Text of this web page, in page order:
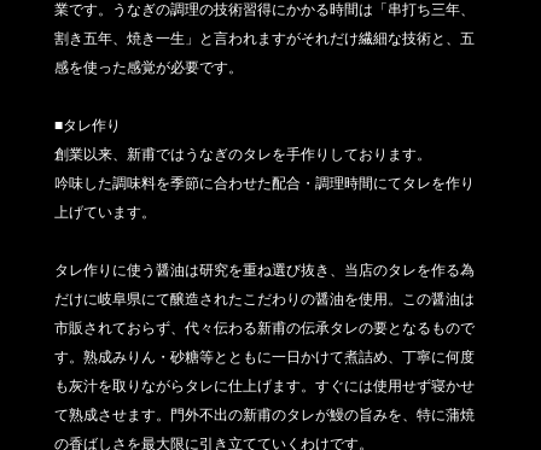
業です。うなぎの調理の技術習得にかかる時間は「串打ち三年、
割き五年、焼き一生」と言われますがそれだけ繊細な技術と、五
感を使った感覚が必要です。
■タレ作り
創業以来、新甫ではうなぎのタレを手作りしております。
吟味した調味料を季節に合わせた配合・調理時間にてタレを作り
上げています。
タレ作りに使う醤油は研究を重ね選び抜き、当店のタレを作る為
だけに岐阜県にて醸造されたこだわりの醤油を使用。この醤油は
市販されておらず、代々伝わる新甫の伝承タレの要となるもので
す。熟成みりん・砂糖等とともに一日かけて煮詰め、丁寧に何度
も灰汁を取りながらタレに仕上げます。すぐには使用せず寝かせ
て熟成させます。門外不出の新甫のタレが鰻の旨みを、特に蒲焼
の香ばしさを最大限に引き立てていくわけです。